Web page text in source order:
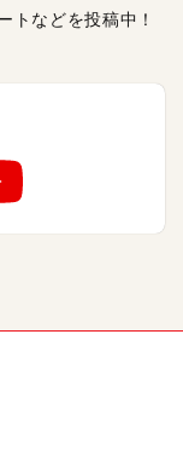
トなどを投稿中！